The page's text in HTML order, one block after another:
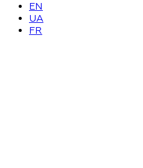
EN
UA
FR